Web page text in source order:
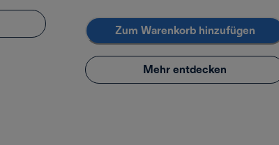
Zum Warenkorb hinzufügen
Mehr entdecken